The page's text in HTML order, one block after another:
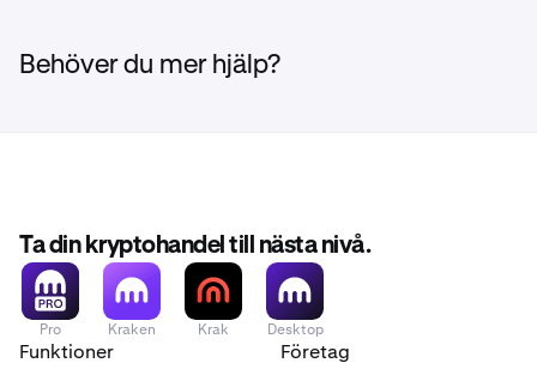
Behöver du mer hjälp?
Ta din kryptohandel till nästa nivå.
Pro Kraken Krak Desktop
Funktioner Företag